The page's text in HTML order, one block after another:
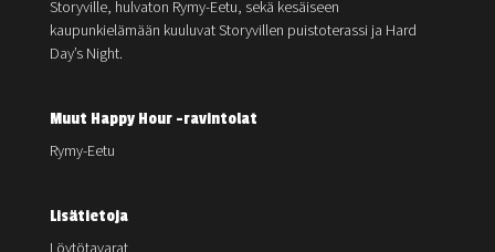
Storyville, hulvaton Rymy-Eetu, sekä kesäiseen
kaupunkielämään kuuluvat Storyvillen puistoterassi ja Hard
Day’s Night.
Muut Happy Hour -ravintolat
Rymy-Eetu
Lisätietoja